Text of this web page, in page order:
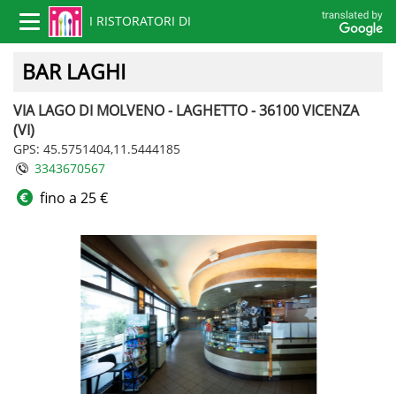
I RISTORATORI DI
VICENZA
Toggle
navigation
BAR LAGHI
VIA LAGO DI MOLVENO - LAGHETTO - 36100 VICENZA
(VI)
GPS: 45.5751404,11.5444185
3343670567
fino a 25 €